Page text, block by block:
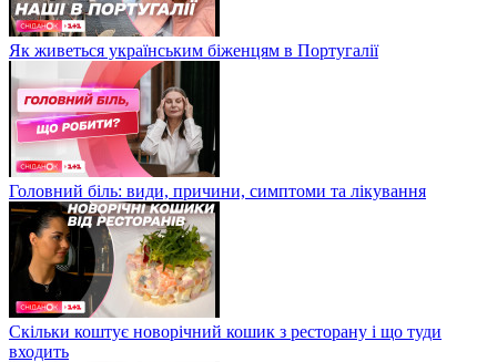
Як живеться українським біженцям в Португалії
Головний біль: види, причини, симптоми та лікування
Скільки коштує новорічний кошик з ресторану і що туди
входить